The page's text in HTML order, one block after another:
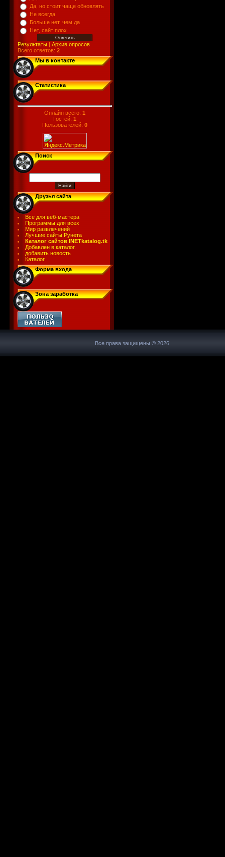
Да, но стоит чаще обновлять
Не всегда
Больше нет, чем да
Нет, сайт плох
Результаты | Архив опросов
Всего ответов: 2
Мы в контакте
Статистика
Онлайн всего: 1
Гостей: 1
Пользователей: 0
Поиск
Друзья сайта
Все для веб-мастера
Программы для всех
Мир развлечений
Лучшие сайты Рунета
Каталог сайтов INETkatalog.tk
Добавлен в каталог.
добавить новость
Каталог
Форма входа
Зона заработка
Все права защищены © 2026